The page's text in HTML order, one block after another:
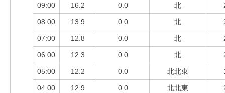
09:00 16.2 0.0 北
08:00 13.9 0.0 北
07:00 12.8 0.0 北
06:00 12.3 0.0 北
05:00 12.2 0.0 北北東
04:00 12.9 0.0 北北東